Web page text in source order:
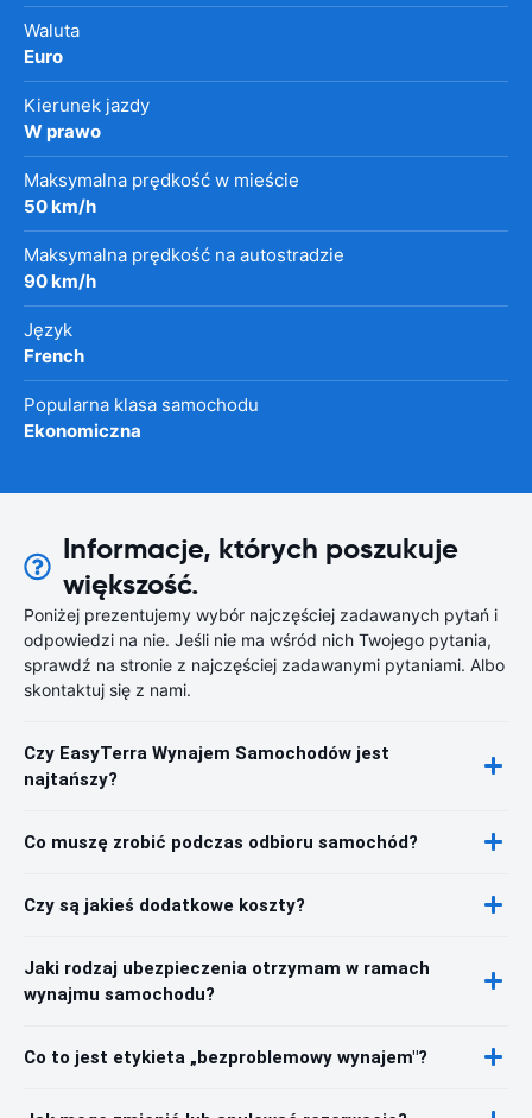
Waluta
Euro
Kierunek jazdy
W prawo
Maksymalna prędkość w mieście
50 km/h
Maksymalna prędkość na autostradzie
90 km/h
Język
French
Popularna klasa samochodu
Ekonomiczna
Informacje, których poszukuje
większość.
Poniżej prezentujemy wybór najczęściej zadawanych pytań i
odpowiedzi na nie. Jeśli nie ma wśród nich Twojego pytania,
sprawdź na stronie z najczęściej zadawanymi pytaniami. Albo
skontaktuj się z nami.
Czy EasyTerra Wynajem Samochodów jest
najtańszy?
Co muszę zrobić podczas odbioru samochód?
Czy są jakieś dodatkowe koszty?
Jaki rodzaj ubezpieczenia otrzymam w ramach
wynajmu samochodu?
Co to jest etykieta „bezproblemowy wynajem"?